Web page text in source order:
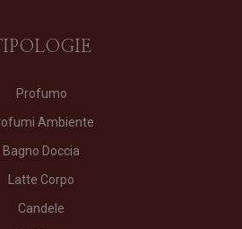
Profumo
Ambiente
Bagno Doccia
Latte Corpo
Candele